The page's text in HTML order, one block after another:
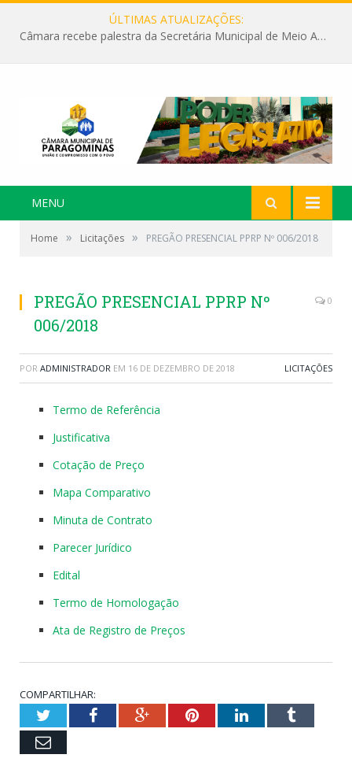
ÚLTIMAS ATUALIZAÇÕES:
Câmara recebe palestra da Secretária Municipal de Meio Ambiente sobre as ações da “SEMANA DO MEIO AMBIENTE”
MENU
Home » Licitações » PREGÃO PRESENCIAL PPRP Nº 006/2018
PREGÃO PRESENCIAL PPRP Nº
006/2018
0
POR ADMINISTRADOR EM 16 DE DEZEMBRO DE 2018 LICITAÇÕES
Termo de Referência
Justificativa
Cotação de Preço
Mapa Comparativo
Minuta de Contrato
Parecer Jurídico
Edital
Termo de Homologação
Ata de Registro de Preços
COMPARTILHAR:
TwitterFacebookGoogle+PinterestLinkedInTumblr
Email